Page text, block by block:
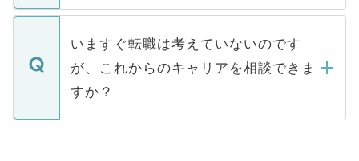
関を公にしてしまうと、応募が殺到する場
に、医療機関が求める条件に合った人材の
みを人材紹介会社に依頼するケースが増え
ています。
定を承諾する必要はありません。内定先へ
の辞退の連絡はキャリアパートナーが行い
ますので、ご安心ください。
個人情報が漏えいすることはありませんの
で、ご安心ください。当サイトからの登録
などで収集したご登録者様の個人情報は、
ご本人のキャリアアップおよび転職活動の
支援を目的に使用いたします。お預かりし
ているすべての個人データはご本人の許可
いますぐ転職は考えていないのです
が、これからのキャリアを相談できま
すか？